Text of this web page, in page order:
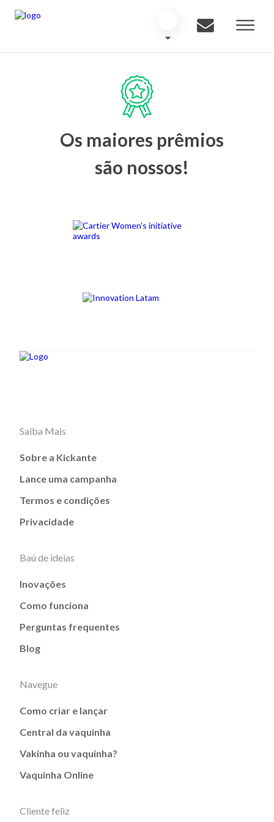
Os maiores prêmios
são nossos!
Saiba Mais
Sobre a Kickante
Lance uma campanha
Termos e condições
Privacidade
Baú de ideias
Inovações
Como funciona
Perguntas frequentes
Blog
Navegue
Como criar e lançar
Central da vaquinha
Vakinha ou vaquinha?
Vaquinha Online
Cliente feliz